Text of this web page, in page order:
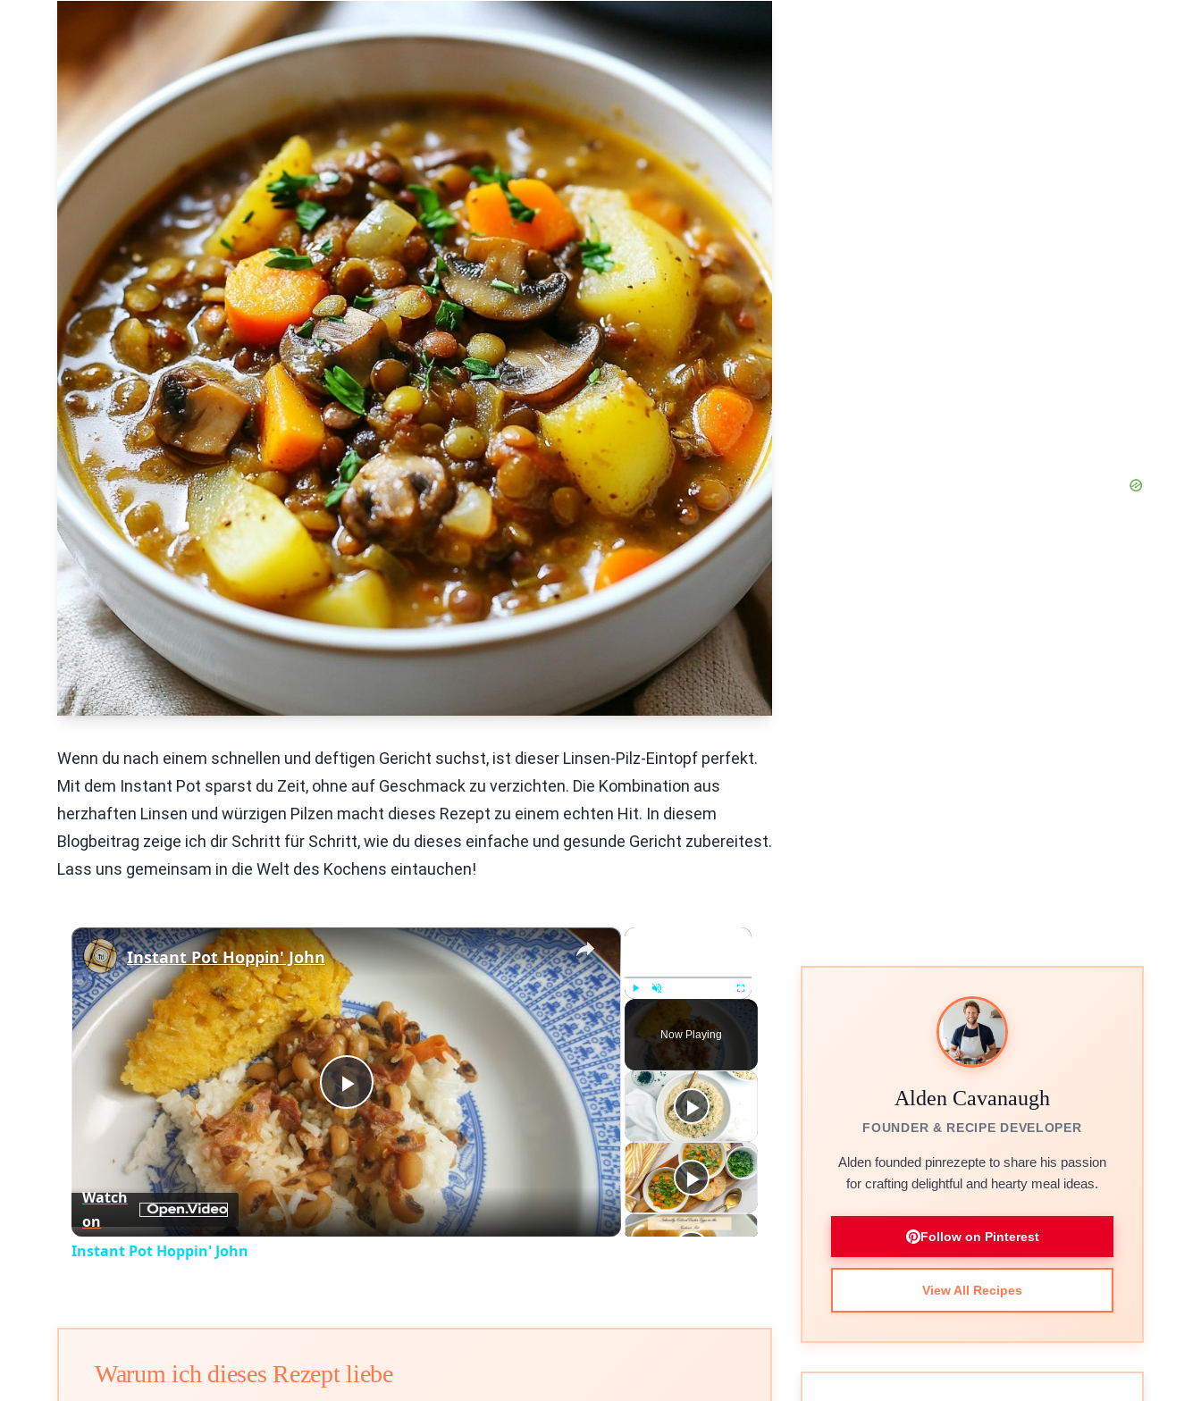
Wenn du nach einem schnellen und deftigen Gericht suchst, ist dieser Linsen-Pilz-Eintopf perfekt.
Mit dem Instant Pot sparst du Zeit, ohne auf Geschmack zu verzichten. Die Kombination aus
herzhaften Linsen und würzigen Pilzen macht dieses Rezept zu einem echten Hit. In diesem
Blogbeitrag zeige ich dir Schritt für Schritt, wie du dieses einfache und gesunde Gericht zubereitest.
Lass uns gemeinsam in die Welt des Kochens eintauchen!
×
Fullscreen
Now Playing
×
Play
Video
Instant Pot Hoppin' John
Watch
on
Instant Pot Hoppin' John
Warum ich dieses Rezept liebe
Alden Cavanaugh
FOUNDER & RECIPE DEVELOPER
Alden founded pinrezepte to share his passion
for crafting delightful and hearty meal ideas.
Follow on Pinterest
View All Recipes